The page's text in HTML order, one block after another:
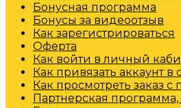
Бонусная программа
Бонусы за видеоотзыв
Как зарегистрироваться
Оферта
Как войти в личный
Как привязать аккаунт
Как просмотреть заказ
Партнерская программа,